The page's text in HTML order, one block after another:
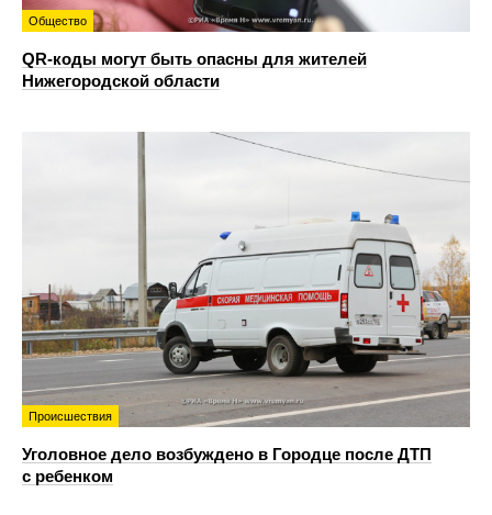
Общество
QR-коды могут быть опасны для жителей
Нижегородской области
Происшествия
Уголовное дело возбуждено в Городце после ДТП
с ребенком